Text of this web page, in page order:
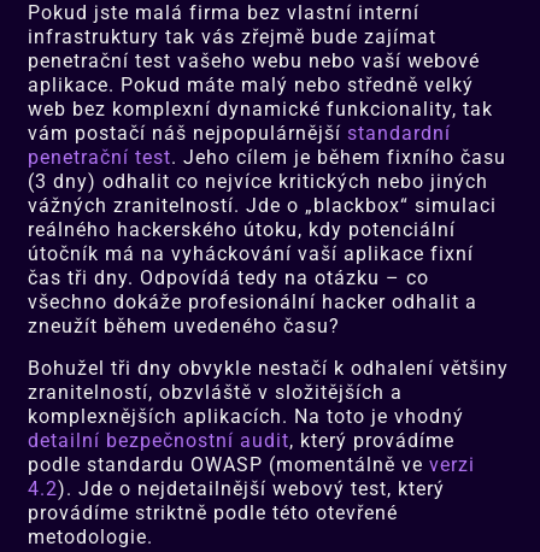
Pokud jste malá firma bez vlastní interní
infrastruktury tak vás zřejmě bude zajímat
penetrační test vašeho webu nebo vaší webové
aplikace. Pokud máte malý nebo středně velký
web bez komplexní dynamické funkcionality, tak
vám postačí náš nejpopulárnějšístandardní
penetrační test. Jeho cílem je během fixního času
(3 dny) odhalit co nejvíce kritických nebo jiných
vážných zranitelností. Jde o „blackbox“ simulaci
reálného hackerského útoku, kdy potenciální
útočník má na vyháckování vaší aplikace fixní
čas tři dny. Odpovídá tedy na otázku – co
všechno dokáže profesionální hacker odhalit a
zneužít během uvedeného času?
Bohužel tři dny obvykle nestačí k odhalení většiny
zranitelností, obzvláště v složitějších a
komplexnějších aplikacích. Na toto je vhodný
detailní bezpečnostní audit, který provádíme
podle standardu OWASP (momentálně veverzi
4.2). Jde o nejdetailnější webový test, který
provádíme striktně podle této otevřené
metodologie.